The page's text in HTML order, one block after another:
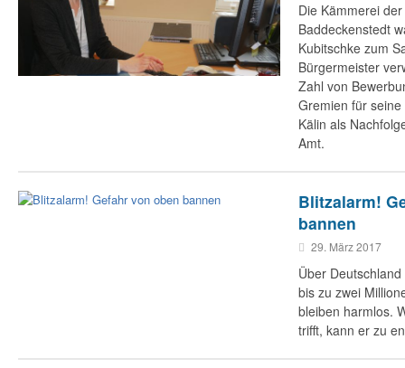
Die Kämmerei
Baddeckenstedt
Kubitschke zum
Bürgermeister
Zahl von
Gremien für
Kälin als
Amt.
Blitzalarm!
bannen
29. März 2017
Über
bis zu zwei
bleiben harmlos.
trifft, kann er zu